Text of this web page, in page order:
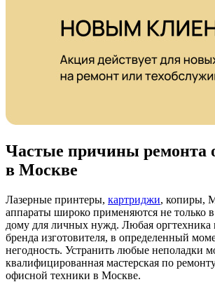
Частые причины ремонта
в Москве
Лазерные принтеры, картриджи, копиры,
аппараты широко применяются не только
дому для личных нужд. Любая оргтехника
бренда изготовителя, в определенный
негодность. Устранить любые неполадки
квалифицированная мастерская по
офисной техники в Москве.